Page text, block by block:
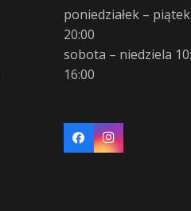
poniedziałek –
20:00
sobota – niedziela
16:00